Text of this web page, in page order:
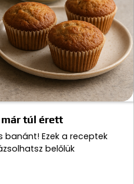
már túl érett
Ezek a receptek
belőlük